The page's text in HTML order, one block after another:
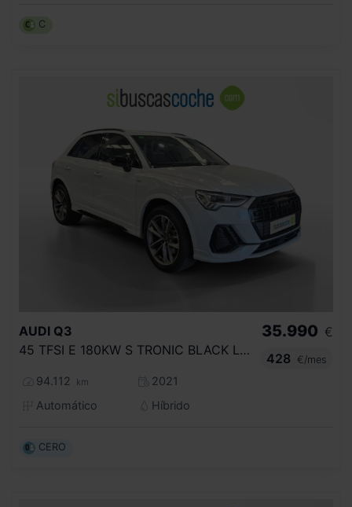
C
AUDI Q3
45 TFSI E 180KW S TRONIC BLACK LINE
94.112 km
2021
Automático
Híbrido
35.990 €
428
€/mes
CERO